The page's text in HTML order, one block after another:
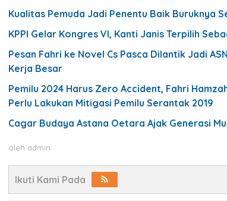
Kualitas Pemuda Jadi Penentu Baik Buruknya
KPPI Gelar Kongres VI, Kanti Janis Terpilih
Pesan Fahri ke Novel Cs Pasca Dilantik Jadi
Kerja Besar
Pemilu 2024 Harus Zero Accident, Fahri
Perlu Lakukan Mitigasi Pemilu Serantak 2019
Cagar Budaya Astana Oetara Ajak Generasi
oleh admin
Ikuti Kami Pada